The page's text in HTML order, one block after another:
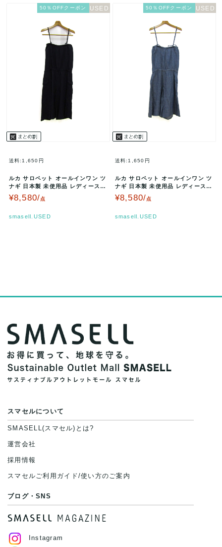
50％OFFクーポン
送料:1,650円
ルカ サロペット オールインワン ツ
ナギ 日本製 未使用品 レディース 7
6サイズ ネイビー La …
¥8,580/点
smasell.USED
50％OFFクーポン
送料:1,650円
ルカ サロペット オールインワン ツ
ナギ 日本製 未使用品 レディース 7
6サイズ ブルー La j…
¥8,580/点
smasell.USED
スマセルについて
SMASELL(スマセル)とは?
運営会社
採用情報
スマセルご利用ガイド/使い方のご案内
ブログ・SNS
Instagram